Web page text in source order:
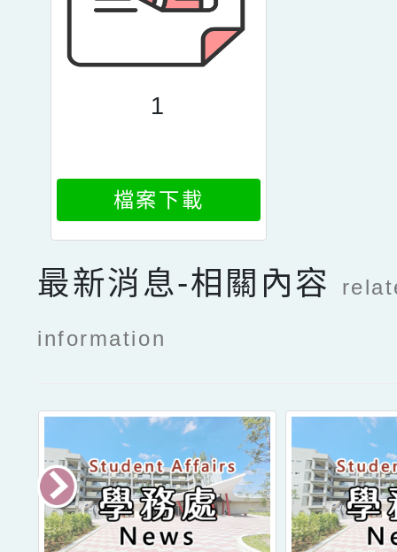
1
檔案下載
最新消息-相關內容
information